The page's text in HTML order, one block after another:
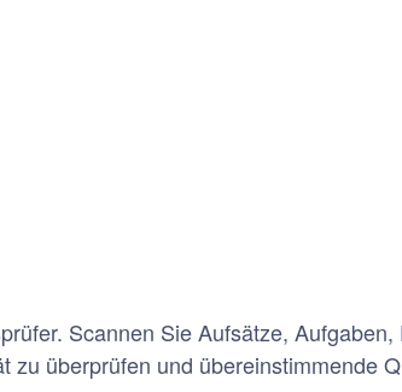
Scannen Sie Aufsätze,
überprüfen und übereinstimmende